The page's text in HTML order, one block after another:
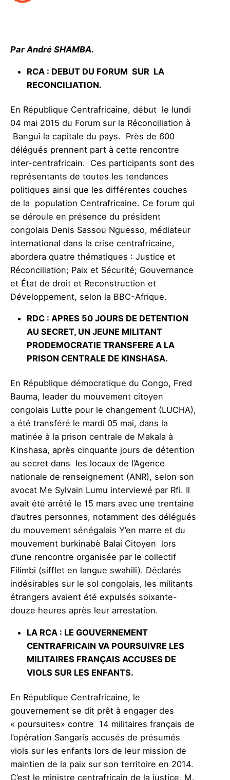
Par André SHAMBA.
RCA : DEBUT DU FORUM SUR LA
RECONCILIATION.
En République Centrafricaine, début le lundi
04 mai 2015 du Forum sur la Réconciliation à
Bangui la capitale du pays. Près de 600
délégués prennent part à cette rencontre
inter-centrafricain. Ces participants sont des
représentants de toutes les tendances
politiques ainsi que les différentes couches
de la population Centrafricaine. Ce forum qui
se déroule en présence du président
congolais Denis Sassou Nguesso, médiateur
international dans la crise centrafricaine,
abordera quatre thématiques : Justice et
Réconciliation; Paix et Sécurité; Gouvernance
et État de droit et Reconstruction et
Développement, selon la BBC-Afrique.
RDC : APRES 50 JOURS DE DETENTION
AU SECRET, UN JEUNE MILITANT
PRODEMOCRATIE TRANSFERE A LA
PRISON CENTRALE DE KINSHASA.
En République démocratique du Congo, Fred
Bauma, leader du mouvement citoyen
congolais Lutte pour le changement (LUCHA),
a été transféré le mardi 05 mai, dans la
matinée à la prison centrale de Makala à
Kinshasa, après cinquante jours de détention
au secret dans les locaux de l’Agence
nationale de renseignement (ANR), selon son
avocat Me Sylvain Lumu interviewé par Rfi. Il
avait été arrêté le 15 mars avec une trentaine
d’autres personnes, notamment des délégués
du mouvement sénégalais Y’en marre et du
mouvement burkinabè Balai Citoyen lors
d’une rencontre organisée par le collectif
Filimbi (sifflet en langue swahili). Déclarés
indésirables sur le sol congolais, les militants
étrangers avaient été expulsés soixante-
douze heures après leur arrestation.
LA RCA : LE GOUVERNEMENT
CENTRAFRICAIN VA POURSUIVRE LES
MILITAIRES FRANÇAIS ACCUSES DE
VIOLS SUR LES ENFANTS.
En République Centrafricaine, le
gouvernement se dit prêt à engager des
« poursuites» contre 14 militaires français de
l’opération Sangaris accusés de présumés
viols sur les enfants lors de leur mission de
maintien de la paix sur son territoire en 2014.
C’est le ministre centrafricain de la justice, M.